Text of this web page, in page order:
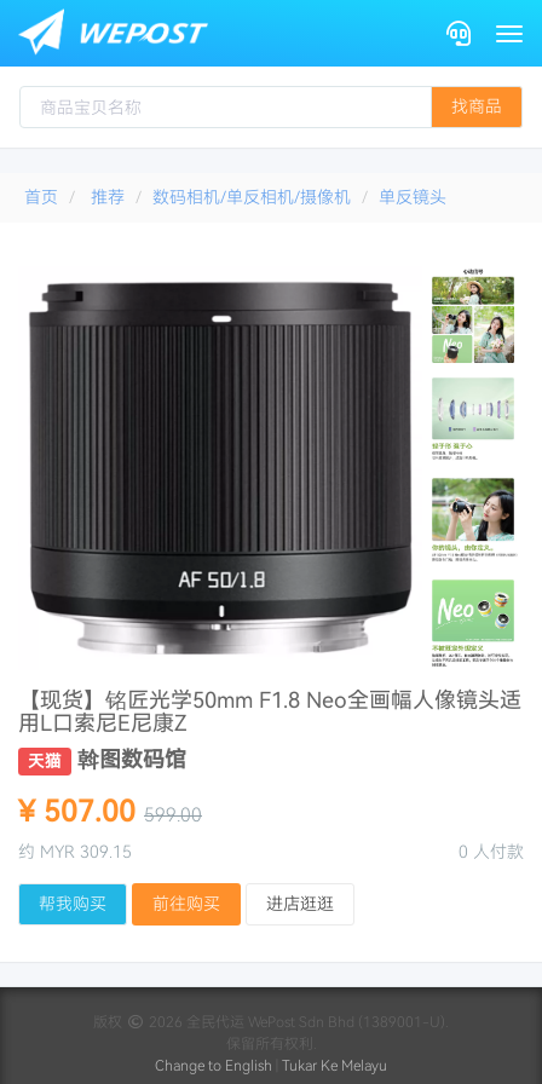
找商品
首页 推荐 数码相机/单反相机/摄像机 单反镜头
【现货】铭匠光学50mm F1.8 Neo全画幅人像镜头适
用L口索尼E尼康Z
天猫 斡图数码馆
¥ 507.00 599.00
0 人付款
约 MYR 309.15
帮我购买 前往购买 进店逛逛
版权
2026 全民代运 WePost Sdn Bhd (1389001-U).
保留所有权利.
Change to English
Tukar Ke Melayu